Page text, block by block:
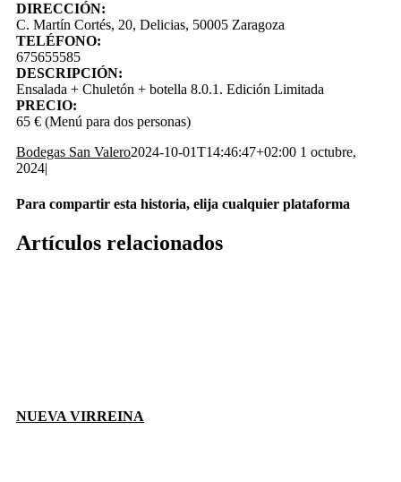
DIRECCIÓN:
C. Martín Cortés, 20, Delicias, 50005 Zaragoza
TELÉFONO:
675655585
DESCRIPCIÓN:
Ensalada + Chuletón + botella 8.0.1. Edición Limitada
PRECIO:
65 € (Menú para dos personas)
Bodegas San Valero2024-10-01T14:46:47+02:00 1 octubre,
2024|
Para compartir esta historia, elija cualquier plataforma
Facebook
X
Reddit
LinkedIn
WhatsApp
Telegram
Tumblr
Pinterest
Vk
Xing
Correo
electrónico
Artículos relacionados
NUEVA VIRREINA